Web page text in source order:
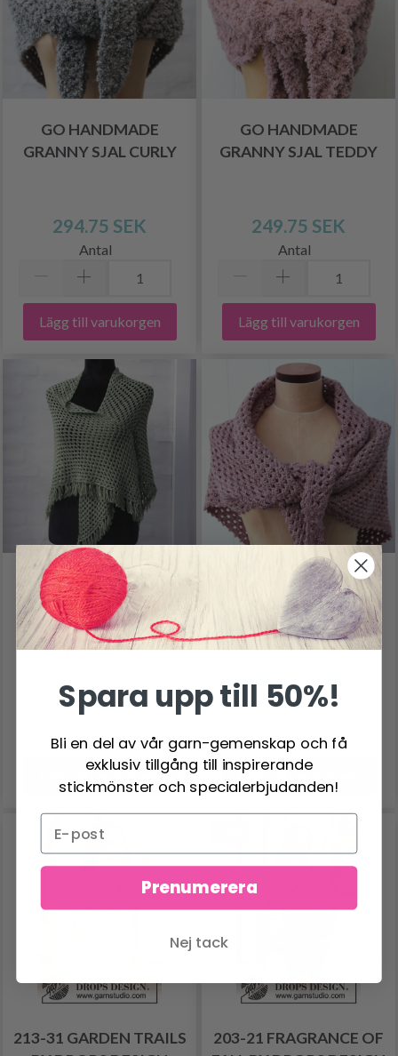
GO HANDMADE
GRANNY SJAL CURLY
294.75 SEK
Antal
Lägg till varukorgen
GO HANDMADE
GRANNY SJAL TEDDY
249.75 SEK
Antal
Lägg till varukorgen
GO HANDMADE
GRANNY TENCEL
BAMBOO SJAL MED
FRYNSER
Antal
Lägg till varukorgen
GO HANDMADE
GRANNY SJAL
MUSETAKKEKANT
412.65 SEK
Antal
Lägg till varukorgen
213-31 GARDEN TRAILS
203-21 FRAGRANCE OF
Spara upp till 50%!
Bli en del av vår garn-gemenskap och få
exklusiv tillgång till inspirerande
stickmönster och specialerbjudanden!
Prenumerera
Nej tack